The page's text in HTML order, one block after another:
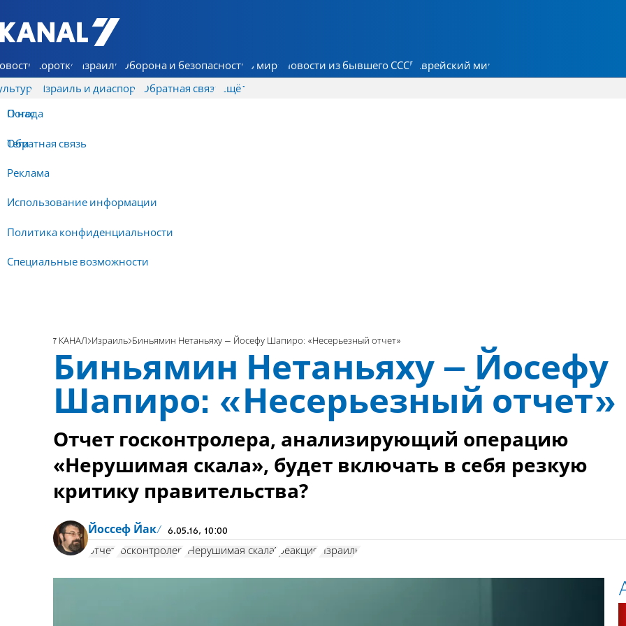
7 КАНАЛ - Аруц Шева
Коротко Израиль Оборона и безопасность В мире Новости из бывшего СССР Еврейский мир
Израиль и диаспора Обратная связь
О нас
Обратная связь
Реклама
Использование информации
Политика конфиденциальности
Специальные возможности
Ещё
Погода
Теги
7 КАНАЛ Израиль Биньямин Нетаньяху – Йосефу Шапиро: «Несерьезный отчет»
Биньямин Нетаньяху – Йосефу
Шапиро: «Несерьезный отчет»
Отчет госконтролера, анализирующий операцию
«Нерушимая скала», будет включать в себя резкую
критику правительства?
Йоссеф Йак 6.05.16, 10:00
отчет госконтролер "Нерушимая скала" реакция Израиль